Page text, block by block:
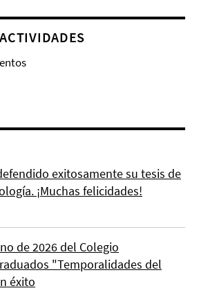
exitosamente su tesis de
¡Muchas felicidades!
de 2026 del Colegio
"Temporalidades del
éxito